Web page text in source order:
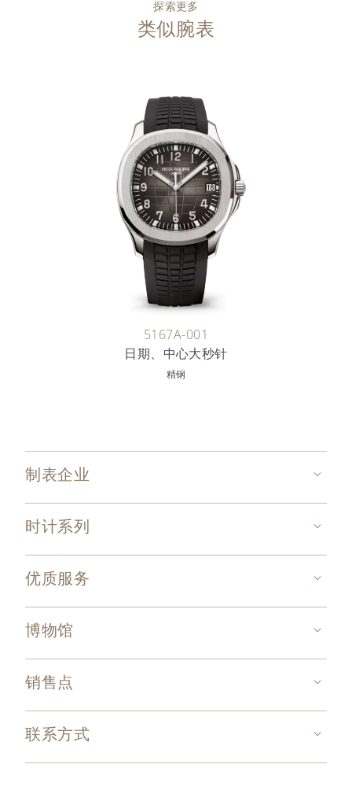
探索更多
类似腕表
5167A-001
日期、中心大秒针
精钢
制表企业
时计系列
优质服务
博物馆
销售点
联系方式